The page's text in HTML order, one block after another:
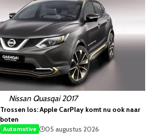
Nissan Quasqai 2017
Trossen los: Apple CarPlay komt nu ook naar
boten
Automotive
05 augustus 2026